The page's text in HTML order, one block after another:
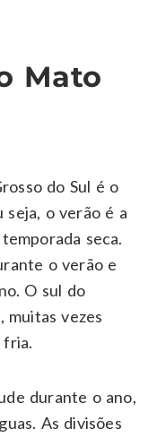
Mato
do Sul é o
o verão é a
seca.
o verão e
O sul do
muitas vezes
fria.
durante o ano,
As divisões